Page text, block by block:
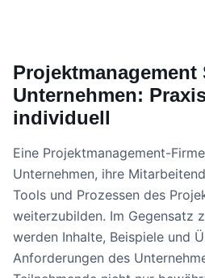
Projektmanagement
Unternehmen:
individuell
Eine Projektmanagement-
Unternehmen, ihre
Tools und Prozessen des
weiterzubilden. Im Gegensatz
werden Inhalte, Beispiele und
Anforderungen des